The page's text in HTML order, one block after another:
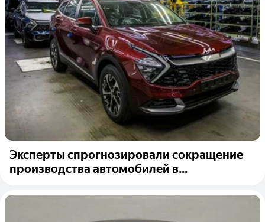
Эксперты спрогнозировали сокращение
производства автомобилей в...